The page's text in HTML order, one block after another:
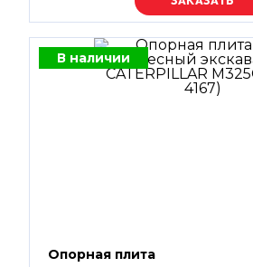
В наличии
Опорная плита